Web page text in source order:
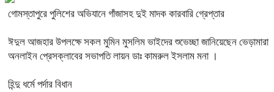
গোমস্তাপুরে পুলিশের অভিযানে গাঁজাসহ দুই মাদক কারবারি গ্রেপ্তার
ঈদুল আজহার উপলক্ষে সকল মুমিন মুসলিম ভাইদের শুভেচ্ছা জানিয়েছেন ভেড়ামারা
অনলাইন প্রেসক্লাবের সভাপতি লায়ন ডাঃ কামরুল ইসলাম মনা ।
হিন্দু ধর্মে পর্দার বিধান